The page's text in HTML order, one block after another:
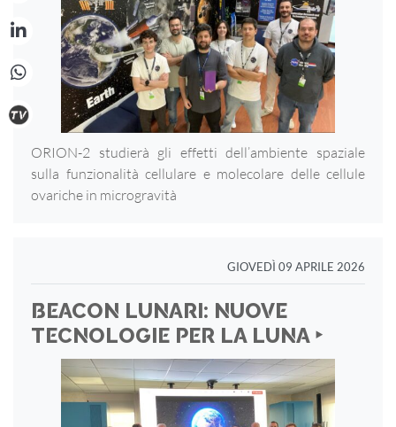
ORION-2 studierà gli effetti dell’ambiente spaziale
sulla funzionalità cellulare e molecolare delle cellule
ovariche in microgravità
GIOVEDÌ 09 APRILE 2026
BEACON LUNARI: NUOVE
TECNOLOGIE PER LA LUNA ‣